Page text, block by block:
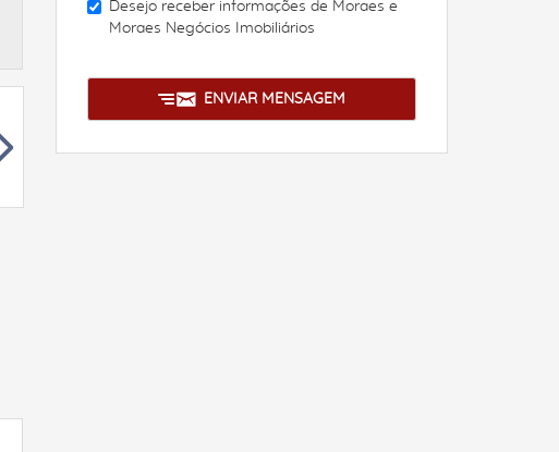
Desejo receber informações de Moraes e
Moraes Negócios Imobiliários
ENVIAR MENSAGEM